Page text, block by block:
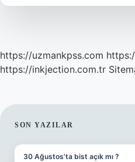
Öz
https://uzmankpss.com
https://inkjection.com.tr
SIDEBAR
SON YAZILAR
30 Ağustos’ta bist açık mı ?